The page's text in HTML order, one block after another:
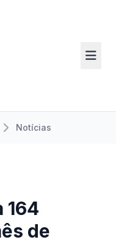
Notícias
164
de